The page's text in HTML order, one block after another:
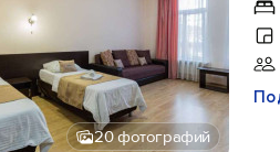
20 фотографий